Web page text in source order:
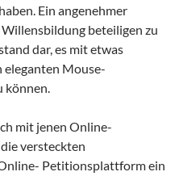
Ein angenehmer
beteiligen zu
dar, es mit etwas
eleganten Mouse-
können.
mit jenen Online-
versteckten
Petitionsplattform ein